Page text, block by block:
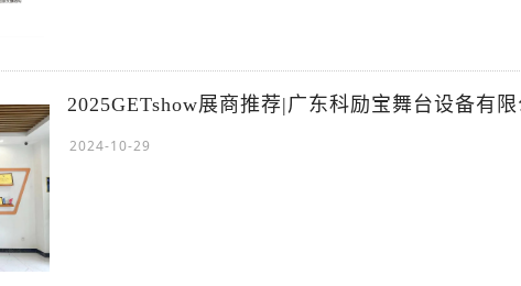
2025GETshow展商推荐|广东科励宝舞台设备有限
2024-10-29